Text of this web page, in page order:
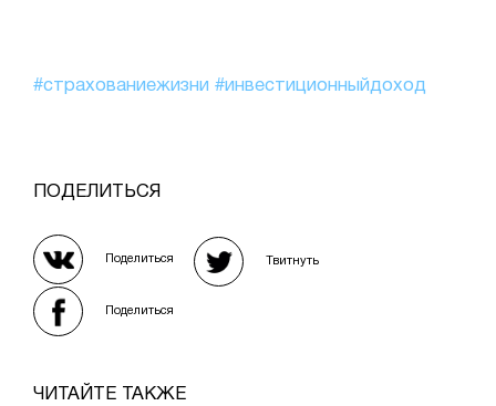
#страхованиежизни #инвестиционныйдоход
ПОДЕЛИТЬСЯ
Поделиться Твитнуть
Поделиться
ЧИТАЙТЕ ТАКЖЕ